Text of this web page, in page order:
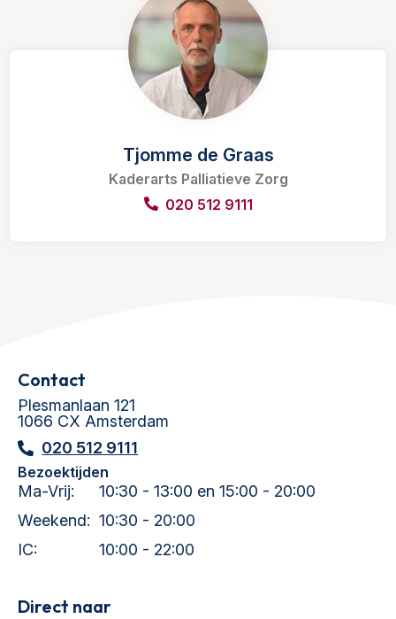
Tjomme de Graas
Kaderarts Palliatieve Zorg
020 512 9111
Contact
Plesmanlaan 121
1066 CX Amsterdam
020 512 9111
Bezoektijden
Ma-Vrij:
10:30 - 13:00 en 15:00 - 20:00
Weekend: 10:30 - 20:00
IC:
10:00 - 22:00
Direct naar